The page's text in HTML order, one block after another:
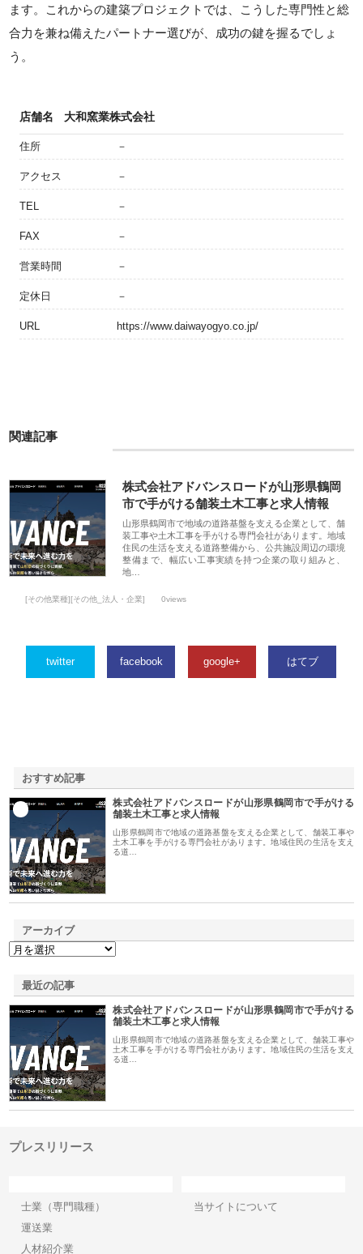
ます。これからの建築プロジェクトでは、こうした専門性と総
合力を兼ね備えたパートナー選びが、成功の鍵を握るでしょ
う。
店舗名 大和窯業株式会社
住所 －
アクセス －
TEL －
FAX －
営業時間 －
定休日 －
URL https://www.daiwayogyo.co.jp/
関連記事
株式会社アドバンスロードが山形県鶴岡
市で手がける舗装土木工事と求人情報
山形県鶴岡市で地域の道路基盤を支える企業として、舗
装工事や土木工事を手がける専門会社があります。地域
住民の生活を支える道路整備から、公共施設周辺の環境
整備まで、幅広い工事実績を持つ企業の取り組みと、
地…
[その他業種][その他_法人・企業] 0views
twitter facebook google+ はてブ
おすすめ記事
株式会社アドバンスロードが山形県鶴岡市で手がける
舗装土木工事と求人情報
山形県鶴岡市で地域の道路基盤を支える企業として、舗装工事や
土木工事を手がける専門会社があります。地域住民の生活を支え
る道…
アーカイブ
最近の記事
株式会社アドバンスロードが山形県鶴岡市で手がける
舗装土木工事と求人情報
山形県鶴岡市で地域の道路基盤を支える企業として、舗装工事や
土木工事を手がける専門会社があります。地域住民の生活を支え
る道…
プレスリリース
士業（専門職種）
運送業
人材紹介業
当サイトについて